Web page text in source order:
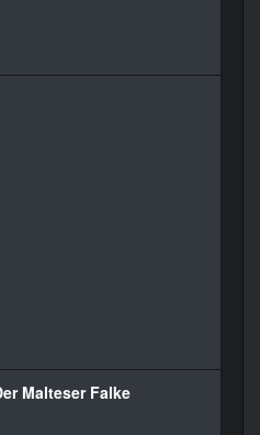
Malteser Falke